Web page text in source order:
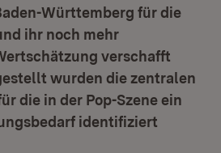
Württemberg für die
ihr noch mehr
verschafft
wurden die zentralen
die in der Pop-Szene ein
identifiziert